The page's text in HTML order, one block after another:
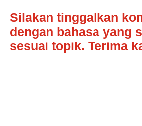
Silakan tinggalkan
dengan bahasa yang
sesuai topik. Terima